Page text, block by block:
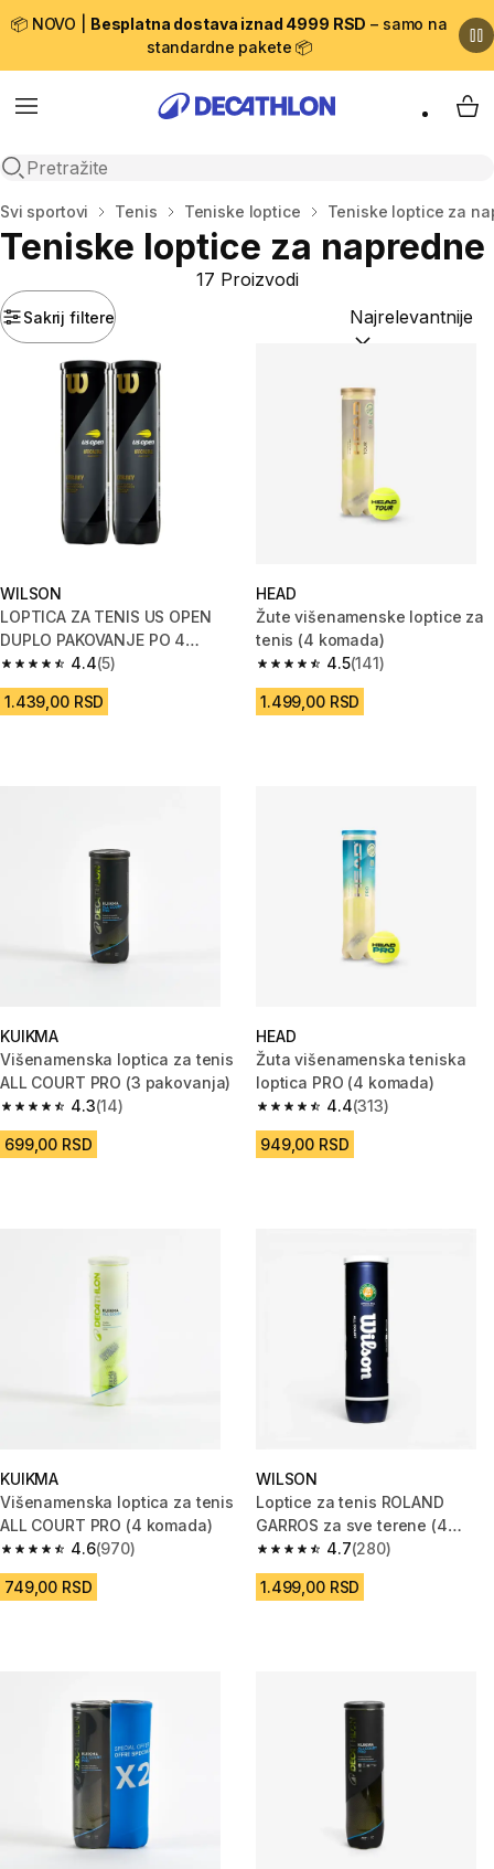
📦 NOVO | Besplatna dostava iznad 4999 RSD – samo na
standardne pakete 📦
Menu
Open search
My
Početna stranica
Svi sportovi Tenis Teniske loptice Teniske loptice za
Teniske loptice za napredne
Sakrij filtere
17 Proizvodi
Sortiraj po:
WILSON
LOPTICA ZA TENIS US OPEN
DUPLO PAKOVANJE PO 4
LOPTICE - ŽUTA
4.4
4.4 od 5 zvezdica from 5 Recenzije
(5)
1.439,00 RSD
HEAD
Žute višenamenske loptice za
tenis (4 komada)
4.5
4.5 od 5 zvezdica from 141
(141)
1.499,00 RSD
KUIKMA
Višenamenska loptica za tenis
ALL COURT PRO (3 pakovanja)
4.3
4.3 od 5 zvezdica from 14 Recenzije
(14)
699,00 RSD
HEAD
Žuta višenamenska teniska
loptica PRO (4 komada)
4.4
4.4 od 5 zvezdica from 313
(313)
949,00 RSD
KUIKMA
Višenamenska loptica za tenis
ALL COURT PRO (4 komada)
4.6
4.6 od 5 zvezdica from 970 Recenzije
(970)
749,00 RSD
WILSON
Loptice za tenis ROLAND
GARROS za sve terene (4
komada) 4.7
4.7 od 5 zvezdica from 280
(280)
1.499,00 RSD